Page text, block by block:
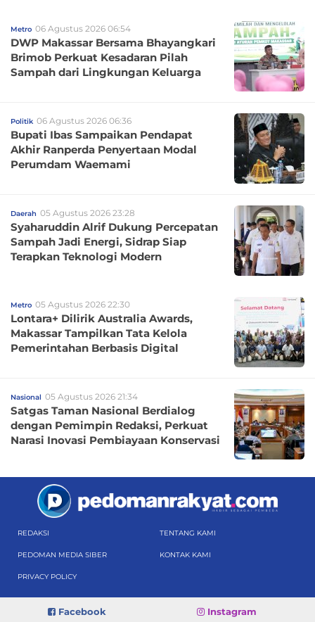
Metro 06 Agustus 2026 06:54
DWP Makassar Bersama Bhayangkari
Brimob Perkuat Kesadaran Pilah
Sampah dari Lingkungan Keluarga
Politik 06 Agustus 2026 06:36
Bupati Ibas Sampaikan Pendapat
Akhir Ranperda Penyertaan Modal
Perumdam Waemami
Daerah 05 Agustus 2026 23:28
Syaharuddin Alrif Dukung Percepatan
Sampah Jadi Energi, Sidrap Siap
Terapkan Teknologi Modern
Metro 05 Agustus 2026 22:30
Lontara+ Dilirik Australia Awards,
Makassar Tampilkan Tata Kelola
Pemerintahan Berbasis Digital
Nasional 05 Agustus 2026 21:34
Satgas Taman Nasional Berdialog
dengan Pemimpin Redaksi, Perkuat
Narasi Inovasi Pembiayaan Konservasi
REDAKSI TENTANG KAMI
PEDOMAN MEDIA SIBER KONTAK KAMI
PRIVACY POLICY
Facebook Instagram